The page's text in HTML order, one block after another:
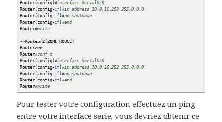
Router (config)#interface Serial0/0
Router (config-if)#ip address 10.0.10.253 255.0.0.0
Router (config-if)#no shutdown
Router (config-if)#end
Router#write
->Routeur2 (ZONE ROUGE)
Router>en
Router#conf t
Router (config)#interface Serial0/0
Router (config-if)#ip address 10.0.10.252 255.0.0.0
Router (config-if)#no shutdown
Router (config-if)#end
Router#write
Pour tester votre configuration effectuez un ping
entre votre interface serie, vous devriez obtenir ce